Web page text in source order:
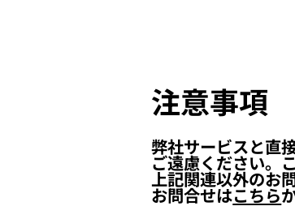
注意事項
弊社サービスと直
ご遠慮ください。
上記関連以外のお
お問合せはこちら